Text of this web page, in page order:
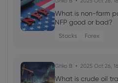
What is non-farm
NFP good or bad?
Stocks Forex
Ghko B 2025 Oct 26,
What is crude oil